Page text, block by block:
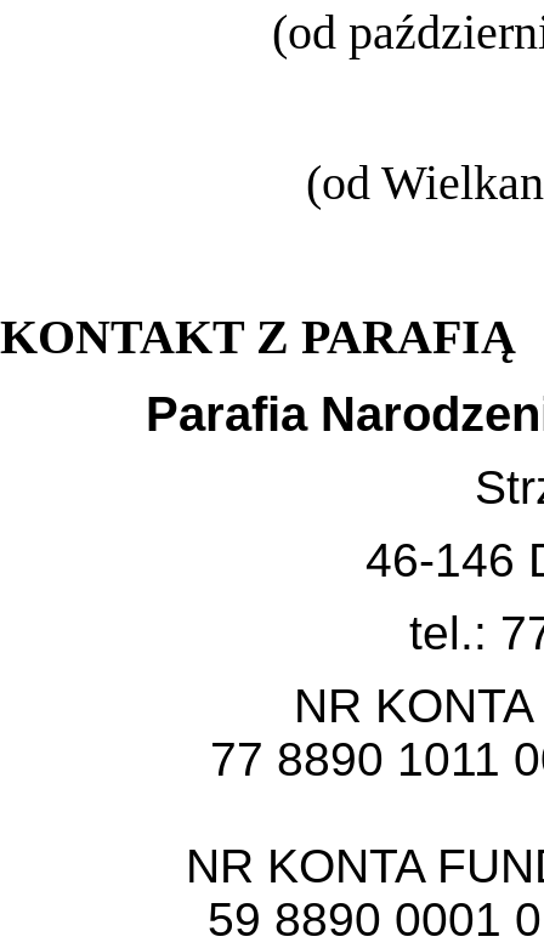
(od
(od
KONTAKT Z PARAFIĄ
Parafia
46-146
tel.:
NR
77 8890 1011
NR KONTA
59 8890 0001